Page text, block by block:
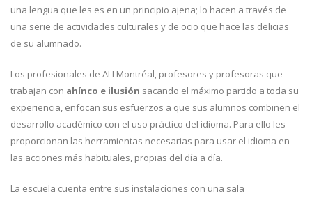
una lengua que les es en un principio ajena; lo hacen a través de
una serie de actividades culturales y de ocio que hace las delicias
de su alumnado.
Los profesionales de ALI Montréal, profesores y profesoras que
trabajan con ahínco e ilusión sacando el máximo partido a toda su
experiencia, enfocan sus esfuerzos a que sus alumnos combinen el
desarrollo académico con el uso práctico del idioma. Para ello les
proporcionan las herramientas necesarias para usar el idioma en
las acciones más habituales, propias del día a día.
La escuela cuenta entre sus instalaciones con una sala